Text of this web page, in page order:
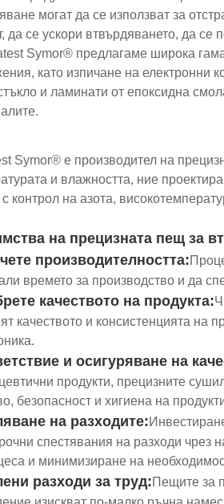
могат да се използват за
да се ускори втвърдяването, да
Symor® предлагаме широка
като изпичане на електронни
и ламинати от епоксидна
Symor® е производител на
и влажността, ние
с контрол на азота,
на прецизната пещ за
производителността:
времето за производство и да
качеството на продукта:
качеството и консистенцията на
и осигуряване на
продукти, прецизните
безопасност и хигиена на
на разходите:
спестявания на разходи чрез
и минимизиране на
разходи за труд:Пещите за